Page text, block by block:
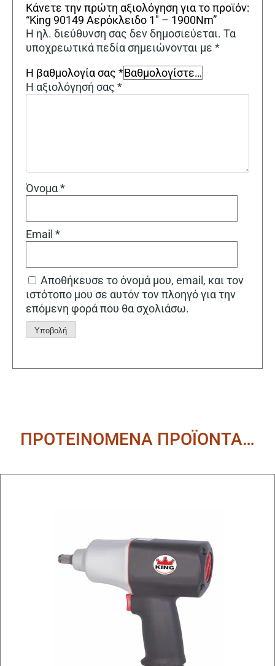
Κάνετε την πρώτη αξιολόγηση για το προϊόν:
“King 90149 Αερόκλειδο 1″ – 1900Nm”
Η ηλ. διεύθυνση σας δεν δημοσιεύεται. Τα
υποχρεωτικά πεδία σημειώνονται με *
Η βαθμολογία σας *
Η αξιολόγησή σας *
Όνομα*
Email *
Αποθήκευσε το όνομά μου, email, και τον
ιστότοπο μου σε αυτόν τον πλοηγό για την
επόμενη φορά που θα σχολιάσω.
ΠΡΟΤΕΙΝΟΜΕΝΑ ΠΡΟΪΟΝΤΑ…